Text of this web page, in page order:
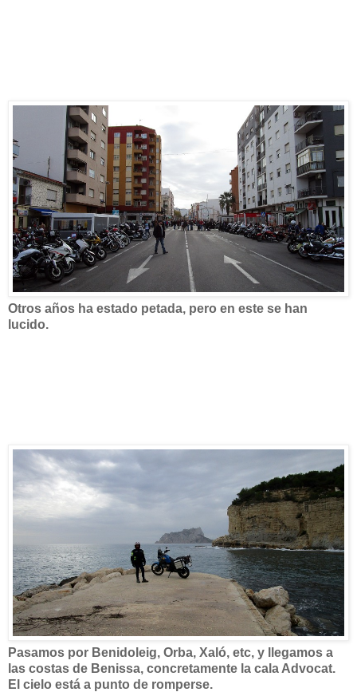
Otros años ha estado petada, pero en este se han
lucido.
Pasamos por Benidoleig, Orba, Xaló, etc, y llegamos a
las costas de Benissa, concretamente la cala Advocat.
El cielo está a punto de romperse.